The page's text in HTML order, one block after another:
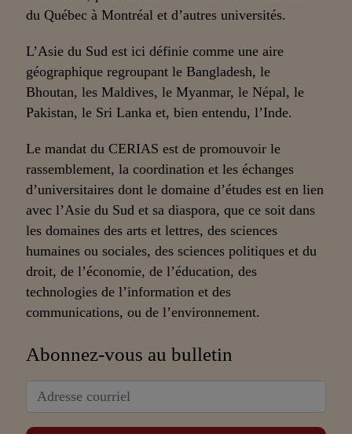
du Québec à Montréal et d’autres universités.
L’Asie du Sud est ici définie comme une aire
géographique regroupant le Bangladesh, le
Bhoutan, les Maldives, le Myanmar, le Népal, le
Pakistan, le Sri Lanka et, bien entendu, l’Inde.
Le mandat du CERIAS est de promouvoir le
rassemblement, la coordination et les échanges
d’universitaires dont le domaine d’études est en lien
avec l’Asie du Sud et sa diaspora, que ce soit dans
les domaines des arts et lettres, des sciences
humaines ou sociales, des sciences politiques et du
droit, de l’économie, de l’éducation, des
technologies de l’information et des
communications, ou de l’environnement.
Abonnez-vous au bulletin